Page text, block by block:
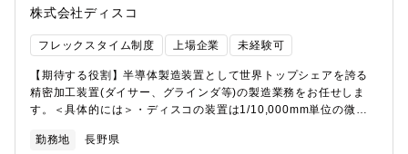
株式会社ディスコ
フレックスタイム制度 上場企業 未経験可
【期待する役割】半導体製造装置として世界トップシェアを誇る
精密加工装置(ダイサー、グラインダ等)の製造業務をお任せしま
す。＜具体的には＞・ディスコの装置は1/10,000mm単位の微細
ーダーメイド品です。自動化された製造ラインのある大量生産の
勤務地 長野県